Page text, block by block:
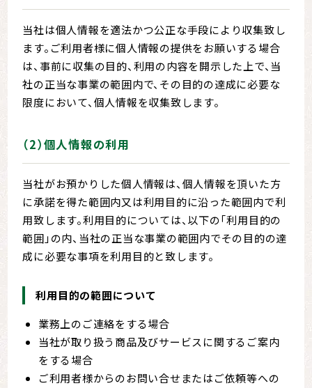
当社は個人情報を適法かつ公正な手段により収集致し
ます。ご利用者様に個人情報の提供をお願いする場合
は、事前に収集の目的、利用の内容を開示した上で、当
社の正当な事業の範囲内で、その目的の達成に必要な
限度において、個人情報を収集致します。
（2）個人情報の利用
当社がお預かりした個人情報は、個人情報を頂いた方
に承諾を得た範囲内又は利用目的に沿った範囲内で利
用致します。利用目的については、以下の「利用目的の
範囲」の内、当社の正当な事業の範囲内でその目的の達
成に必要な事項を利用目的と致します。
利用目的の範囲について
業務上のご連絡をする場合
当社が取り扱う商品及びサービスに関するご案内
をする場合
ご利用者様からのお問い合せまたはご依頼等への